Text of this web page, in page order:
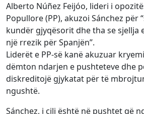
Alberto Núñez Feijóo, lideri i
Popullore (PP), akuzoi Sánchez për
kundër gjyqësorit dhe tha se sjellja
një rrezik për Spanjën”.
Liderët e PP-së kanë akuzuar
dëmton ndarjen e pushteteve dhe
diskreditojë gjykatat për të
ngushtë.
Sánchez, i cili është në pushtet që